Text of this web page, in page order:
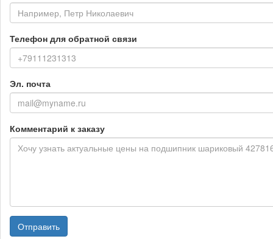
Телефон для обратной связи
Эл. почта
Комментарий к заказу
Отправить